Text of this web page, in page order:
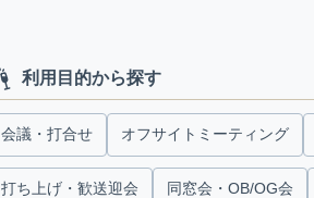
利用目的から探す
会議・打合せ オフサイトミーティング
打ち上げ・歓送迎会 同窓会・OB/OG会